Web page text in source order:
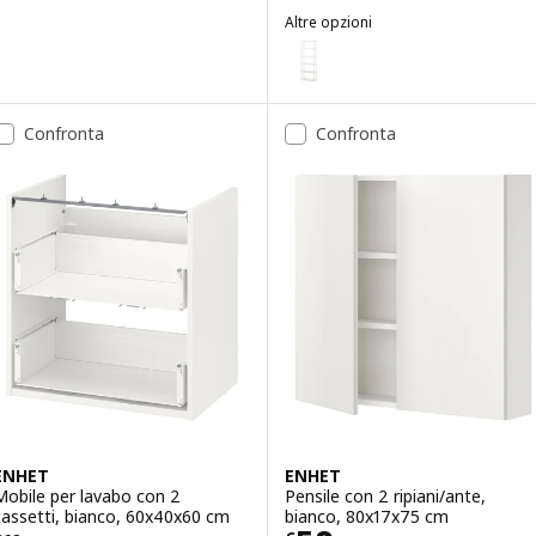
Altre opzioni
ENHET
Opzione: ENHET, Struttura
Opzione: ENHET, Struttura alta
Opzione: ENHET, Struttura
Confronta
per lavabo con 2
bianco, 60x40x60 cm
Confronta
ENHET
Pensile con 2 ripiani/ante,
bianco, 80x17x75 cm